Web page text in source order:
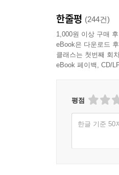
한줄평 (244건)
1,000원 이상 구매
eBook은 다운로드
클래스는 첫번째 회
eBook 페이백, CD/
평점
한글 기준 50